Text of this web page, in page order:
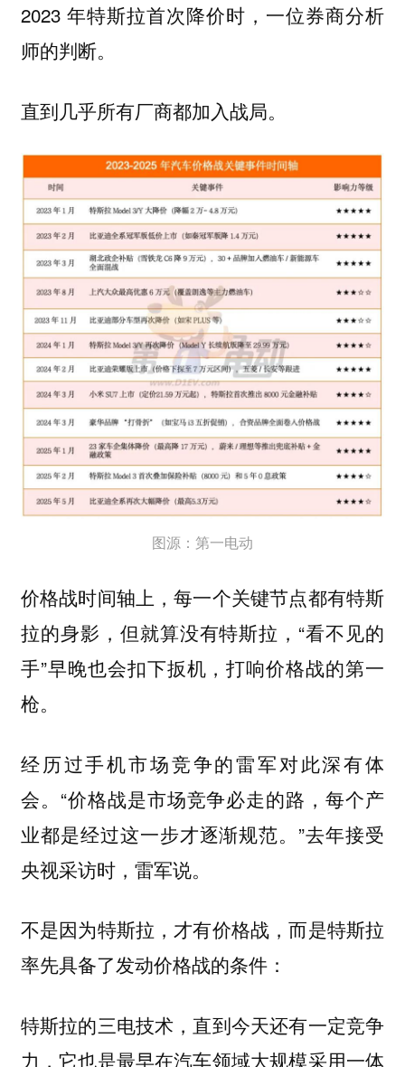
2023 年特斯拉首次降价时，一位券商分析
师的判断。
直到几乎所有厂商都加入战局。
图源：第一电动
价格战时间轴上，每一个关键节点都有特斯
拉的身影，但就算没有特斯拉，“看不见的
手”早晚也会扣下扳机，打响价格战的第一
枪。
经历过手机市场竞争的雷军对此深有体
会。“价格战是市场竞争必走的路，每个产
业都是经过这一步才逐渐规范。”去年接受
央视采访时，雷军说。
不是因为特斯拉，才有价格战，而是特斯拉
率先具备了发动价格战的条件：
特斯拉的三电技术，直到今天还有一定竞争
力，它也是最早在汽车领域大规模采用一体